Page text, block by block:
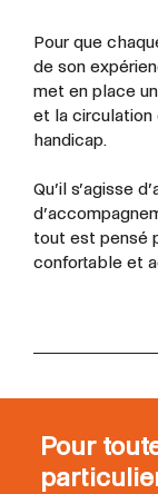
Pour que
de son
met en place
et la circulation
handicap.
Qu’il s’agisse
tout est pensé
confortable et
Pour